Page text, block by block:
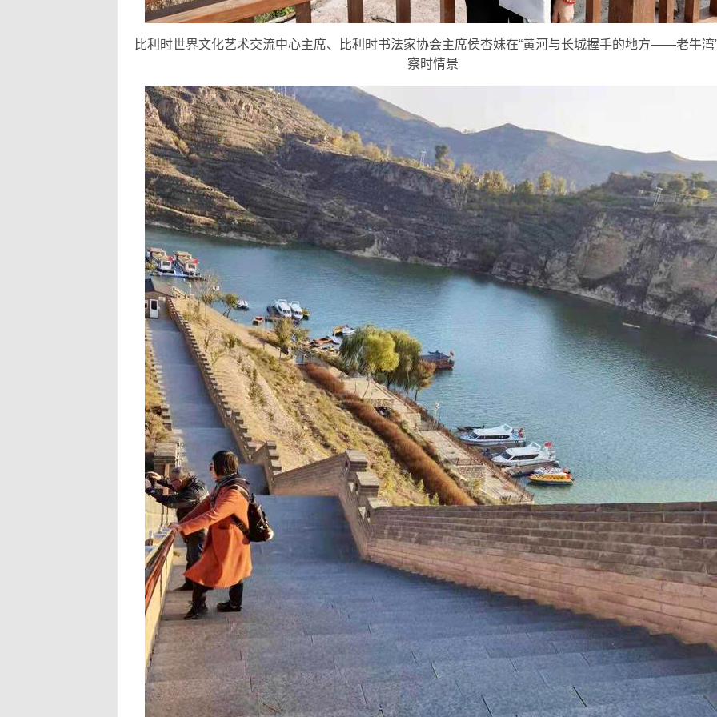
比利时世界文化艺术交流中心主席、比利时书法家协会主席侯杏妹在“黄河与长城握手的地方——老牛湾
察时情景